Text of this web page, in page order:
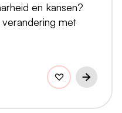
en kansen?
met